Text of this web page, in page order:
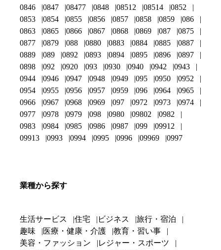
0846
0847 08477 0848 08512 08514
0852
0853
0854 0855 0856 0857 0858 0859
086
0863
0865 0866 0867 0868 0869 087
0875
0877
0879 088 0880 0883 0884 0885
0887
0889
089 0892 0893 0894 0895 0896
0897
0898
092 0920 093 0930 0940 0942
0943
0944
0946 0947 0948 0949 095 0950
0952
0954
0955 0956 0957 0959 096 0964
0965
0966
0967 0968 0969 097 0972 0973
0974
0977
0978 0979 098 0980 09802
0982
0983
0984 0985 0986 0987 099
09912
09913
0993 0994 0995 0996 09969 0997
業種から探す
生活サービス 住宅 ビジネス
旅行・宿泊
趣味
医療・健康・介護
教育・習い事
美容・ファッション
レジャー・スポーツ